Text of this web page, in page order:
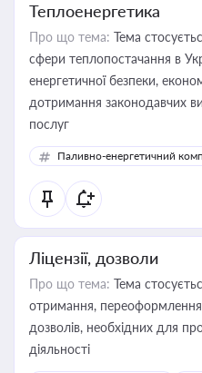
Теплоенергетика
Про що тема: Тема
сфери теплопостачання в
енергетичної безпеки,
дотримання законодавчих
послуг
Паливно-енергетичний
Ліцензії, дозволи
Про що тема: Тема
отримання, переоформлення,
дозволів, необхідних для
діяльності